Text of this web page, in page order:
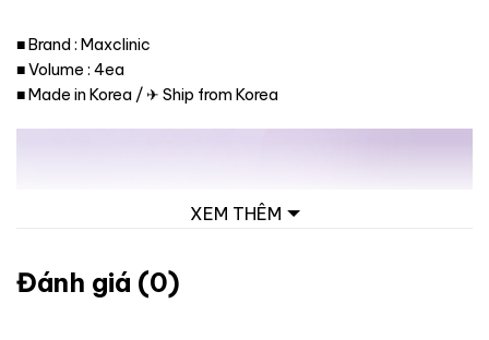
■ Brand : Maxclinic
■ Volume : 4ea
■ Made in Korea / ✈ Ship from Korea
XEM THÊM
Đánh giá (0)